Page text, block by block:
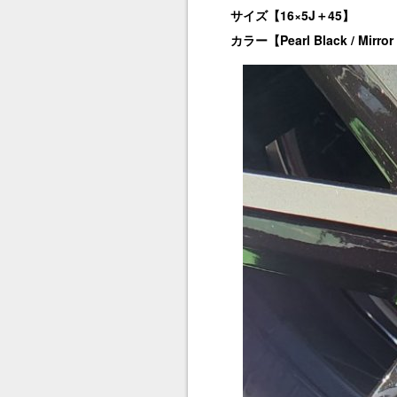
サイズ【16×5J＋45】
カラー【Pearl Black /